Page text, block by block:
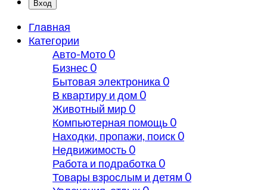
Вход
Главная
Категории
Авто-Мото 0
Бизнес 0
Бытовая электроника 0
В квартиру и дом 0
Животный мир 0
Компьютерная помощь 0
Находки, пропажи, поиск 0
Недвижимость 0
Работа и подработка 0
Товары взрослым и детям 0